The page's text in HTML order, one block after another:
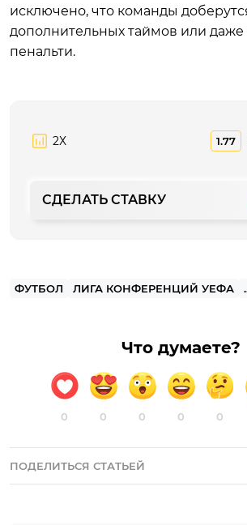
исключено, что команды
дополнительных таймов или даже
пенальти.
2Х 1.77
СДЕЛАТЬ СТАВКУ
ФУТБОЛ ЛИГА КОНФЕРЕНЦИЙ УЕФА
Что думаете?
0 0 0 0 0
ПОДЕЛИТЬСЯ СТАТЬЕЙ